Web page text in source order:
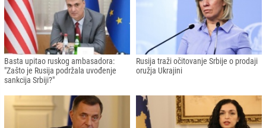
Basta upitao ruskog ambasadora:
"Zašto je Rusija podržala uvođenje
sankcija Srbiji?"
Rusija traži očitovanje Srbije o prodaji
oružja Ukrajini